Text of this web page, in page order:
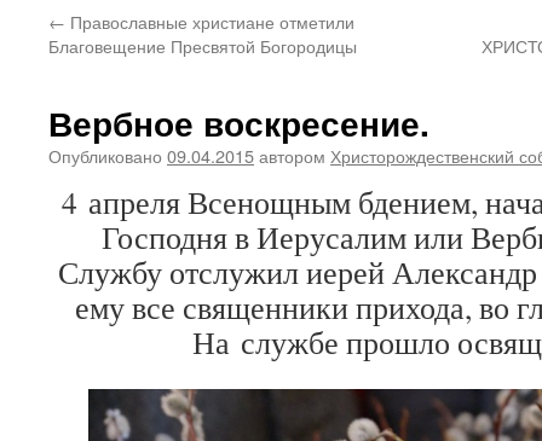
← Православные христиане отметили
Благовещение Пресвятой Богородицы
Вербное воскресение.
Опубликовано 09.04.2015автором Христорождественский
4 апреля Всенощным бдением,
Господня в Иерусалим или
Службу отслужил иерей
ему все священники прихода, во
На службе прошло